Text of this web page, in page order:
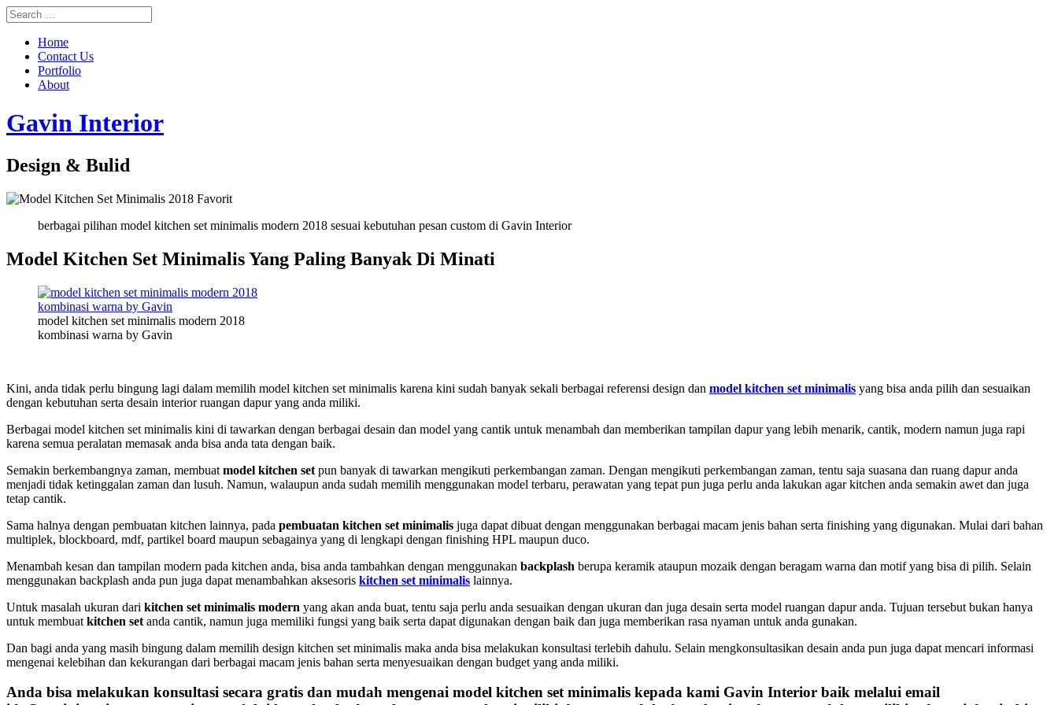
Home
Contact Us
Portfolio
About
Gavin Interior
Design & Bulid
berbagai pilihan model kitchen set minimalis modern 2018 sesuai kebutuhan pesan custom di Gavin Interior
Model Kitchen Set Minimalis Yang Paling Banyak Di Minati
model kitchen set minimalis modern 2018
kombinasi warna by Gavin
Kini, anda tidak perlu bingung lagi dalam memilih model kitchen set minimalis karena kini sudah banyak sekali berbagai referensi design dan model kitchen set minimalis yang bisa anda pilih dan sesuaikan
dengan kebutuhan serta desain interior ruangan dapur yang anda miliki.
Berbagai model kitchen set minimalis kini di tawarkan dengan berbagai desain dan model yang cantik untuk menambah dan memberikan tampilan dapur yang lebih menarik, cantik, modern namun juga rapi
karena semua peralatan memasak anda bisa anda tata dengan baik.
Semakin berkembangnya zaman, membuat model kitchen set pun banyak di tawarkan mengikuti perkembangan zaman. Dengan mengikuti perkembangan zaman, tentu saja suasana dan ruang dapur anda
menjadi tidak ketinggalan zaman dan lusuh. Namun, walaupun anda sudah memilih menggunakan model terbaru, perawatan yang tepat pun juga perlu anda lakukan agar kitchen anda semakin awet dan juga
tetap cantik.
Sama halnya dengan pembuatan kitchen lainnya, pada pembuatan kitchen set minimalis juga dapat dibuat dengan menggunakan berbagai macam jenis bahan serta finishing yang digunakan. Mulai dari bahan
multiplek, blockboard, mdf, partikel board maupun sebagainya yang di lengkapi dengan finishing HPL maupun duco.
Menambah kesan dan tampilan modern pada kitchen anda, bisa anda tambahkan dengan menggunakan backplash berupa keramik ataupun mozaik dengan beragam warna dan motif yang bisa di pilih. Selain
menggunakan backplash anda pun juga dapat menambahkan aksesoris kitchen set minimalis lainnya.
Untuk masalah ukuran dari kitchen set minimalis modern yang akan anda buat, tentu saja perlu anda sesuaikan dengan ukuran dan juga desain serta model ruangan dapur anda. Tujuan tersebut bukan hanya
untuk membuat kitchen set anda cantik, namun juga memiliki fungsi yang baik serta dapat digunakan dengan baik dan juga memberikan rasa nyaman untuk anda gunakan.
Dan bagi anda yang masih bingung dalam memilih design kitchen set minimalis maka anda bisa melakukan konsultasi terlebih dahulu. Selain mengkonsultasikan desain anda pun juga dapat mencari informasi
mengenai kelebihan dan kekurangan dari berbagai macam jenis bahan serta menyesuaikan dengan budget yang anda miliki.
Anda bisa melakukan konsultasi secara gratis dan mudah mengenai model kitchen set minimalis kepada kami Gavin Interior baik melalui email